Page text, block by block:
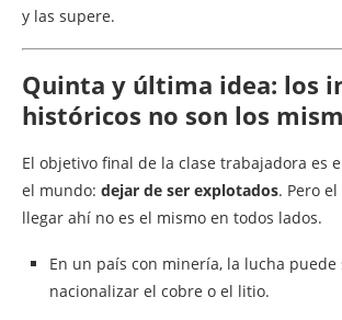
y las supere.
Quinta y última idea: los
históricos no son los
El objetivo final de la clase trabajadora es
el mundo: dejar de ser explotados. Pero
llegar ahí no es el mismo en todos lados.
En un país con minería, la lucha puede
nacionalizar el cobre o el litio.